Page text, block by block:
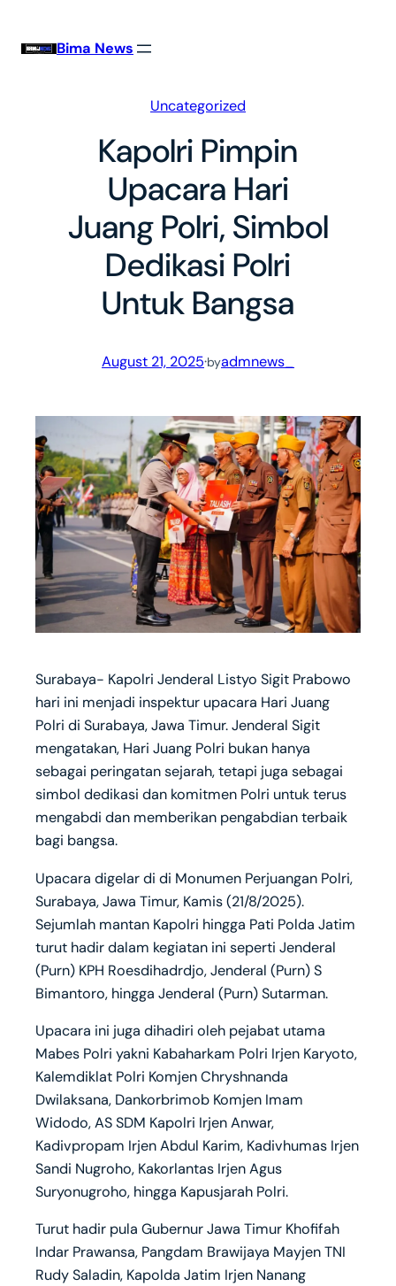
Bima News
Uncategorized
Kapolri Pimpin
Upacara Hari
Juang Polri, Simbol
Dedikasi Polri
Untuk Bangsa
August 21, 2025·byadmnews_
Surabaya- Kapolri Jenderal Listyo Sigit Prabowo
hari ini menjadi inspektur upacara Hari Juang
Polri di Surabaya, Jawa Timur. Jenderal Sigit
mengatakan, Hari Juang Polri bukan hanya
sebagai peringatan sejarah, tetapi juga sebagai
simbol dedikasi dan komitmen Polri untuk terus
mengabdi dan memberikan pengabdian terbaik
bagi bangsa.
Upacara digelar di di Monumen Perjuangan Polri,
Surabaya, Jawa Timur, Kamis (21/8/2025).
Sejumlah mantan Kapolri hingga Pati Polda Jatim
turut hadir dalam kegiatan ini seperti Jenderal
(Purn) KPH Roesdihadrdjo, Jenderal (Purn) S
Bimantoro, hingga Jenderal (Purn) Sutarman.
Upacara ini juga dihadiri oleh pejabat utama
Mabes Polri yakni Kabaharkam Polri Irjen Karyoto,
Kalemdiklat Polri Komjen Chryshnanda
Dwilaksana, Dankorbrimob Komjen Imam
Widodo, AS SDM Kapolri Irjen Anwar,
Kadivpropam Irjen Abdul Karim, Kadivhumas Irjen
Sandi Nugroho, Kakorlantas Irjen Agus
Suryonugroho, hingga Kapusjarah Polri.
Turut hadir pula Gubernur Jawa Timur Khofifah
Indar Prawansa, Pangdam Brawijaya Mayjen TNI
Rudy Saladin, Kapolda Jatim Irjen Nanang